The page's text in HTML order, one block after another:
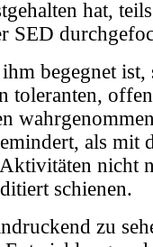
hat,
SED
begegnet
toleranten,
als mit
nicht
schienen.
zu